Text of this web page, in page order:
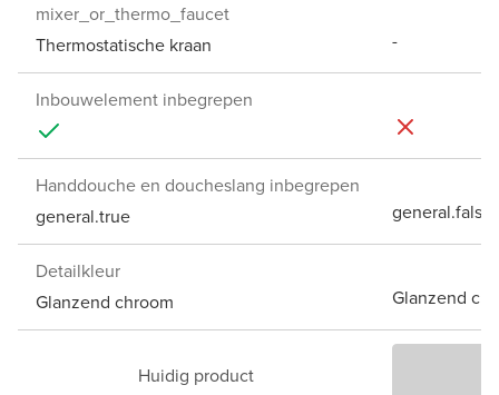
mixer_or_thermo_faucet
Thermostatische kraan
-
Inbouwelement inbegrepen
Handdouche en doucheslang inbegrepen
general.true
general.false
Detailkleur
Glanzend chroom
Glanzend
Huidig product